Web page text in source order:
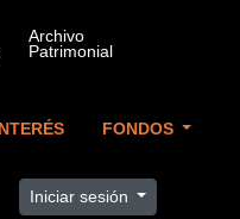
FONDOS
Iniciar sesión